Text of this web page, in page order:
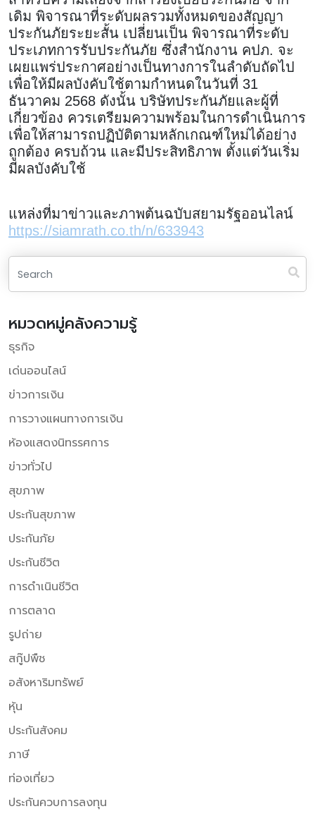
เดิม พิจารณาที่ระดับผลรวมทั้งหมดของสัญญา
ประกันภัยระยะสั้น เปลี่ยนเป็น พิจารณาที่ระดับ
ประเภทการรับประกันภัย ซึ่งสำนักงาน คปภ. จะ
เผยแพร่ประกาศอย่างเป็นทางการในลำดับถัดไป
เพื่อให้มีผลบังคับใช้ตามกำหนดในวันที่ 31
ธันวาคม 2568 ดังนั้น บริษัทประกันภัยและผู้ที่
เกี่ยวข้อง ควรเตรียมความพร้อมในการดำเนินการ
เพื่อให้สามารถปฏิบัติตามหลักเกณฑ์ใหม่ได้อย่าง
ถูกต้อง ครบถ้วน และมีประสิทธิภาพ ตั้งแต่วันเริ่ม
มีผลบังคับใช้
แหล่งที่มาข่าวและภาพต้นฉบับสยามรัฐออนไลน์
https://siamrath.co.th/n/633943
หมวดหมู่คลังความรู้
ธุรกิจ
เด่นออนไลน์
ข่าวการเงิน
การวางแผนทางการเงิน
ห้องแสดงนิทรรศการ
ข่าวทั่วไป
สุขภาพ
ประกันสุขภาพ
ประกันภัย
ประกันชีวิต
การดำเนินชีวิต
การตลาด
รูปถ่าย
สกู๊ปพืช
อสังหาริมทรัพย์
หุ้น
ประกันสังคม
ภาษี
ท่องเที่ยว
ประกันควบการลงทุน